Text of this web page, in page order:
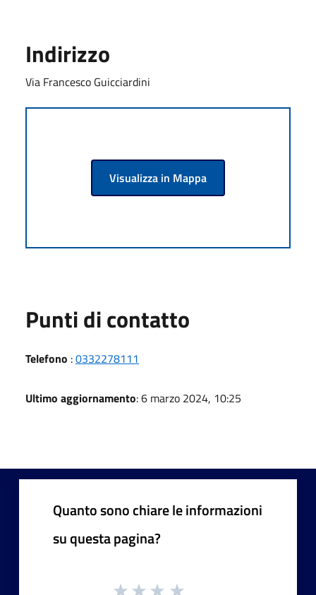
Indirizzo
Via Francesco Guicciardini
Visualizza in Mappa
Punti di contatto
Telefono :0332278111
Ultimo aggiornamento: 6 marzo 2024, 10:25
Quanto sono chiare le informazioni
su questa pagina?